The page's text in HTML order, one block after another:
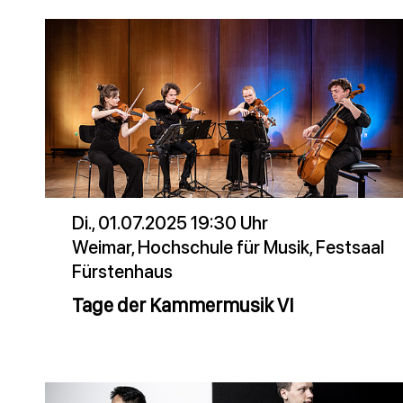
Di., 01.07.2025 19:30 Uhr
Weimar, Hochschule für Musik, Festsaal
Fürstenhaus
Tage der Kammermusik VI